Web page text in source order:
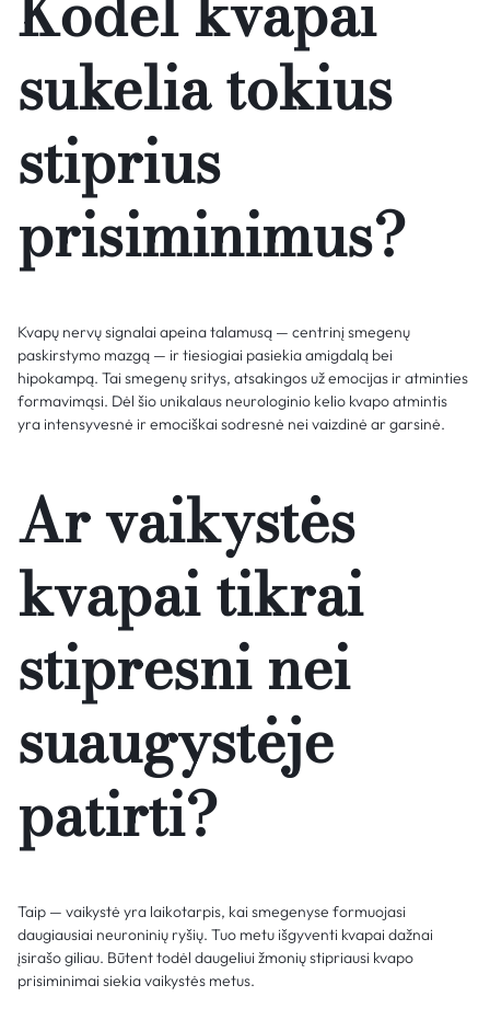
sukelia tokius
stiprius
prisiminimus?
Kvapų nervų signalai apeina talamusą — centrinį smegenų
paskirstymo mazgą — ir tiesiogiai pasiekia amigdalą bei
hipokampą. Tai smegenų sritys, atsakingos už emocijas ir atminties
formavimąsi. Dėl šio unikalaus neurologinio kelio kvapo atmintis
yra intensyvesnė ir emociškai sodresnė nei vaizdinė ar garsinė.
Ar vaikystės
kvapai tikrai
stipresni nei
suaugystėje
patirti?
Taip — vaikystė yra laikotarpis, kai smegenyse formuojasi
daugiausiai neuroninių ryšių. Tuo metu išgyventi kvapai dažnai
įsirašo giliau. Būtent todėl daugeliui žmonių stipriausi kvapo
prisiminimai siekia vaikystės metus.